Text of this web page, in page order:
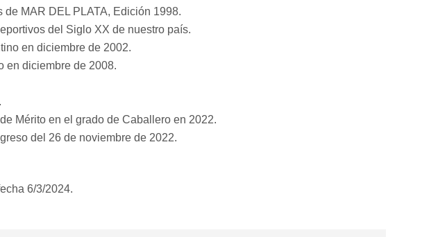
MAR DEL PLATA, Edición 1998.
del Siglo XX de nuestro país.
en diciembre de 2002.
en diciembre de 2008.
Mérito en el grado de Caballero en 2022.
del 26 de noviembre de 2022.
6/3/2024.